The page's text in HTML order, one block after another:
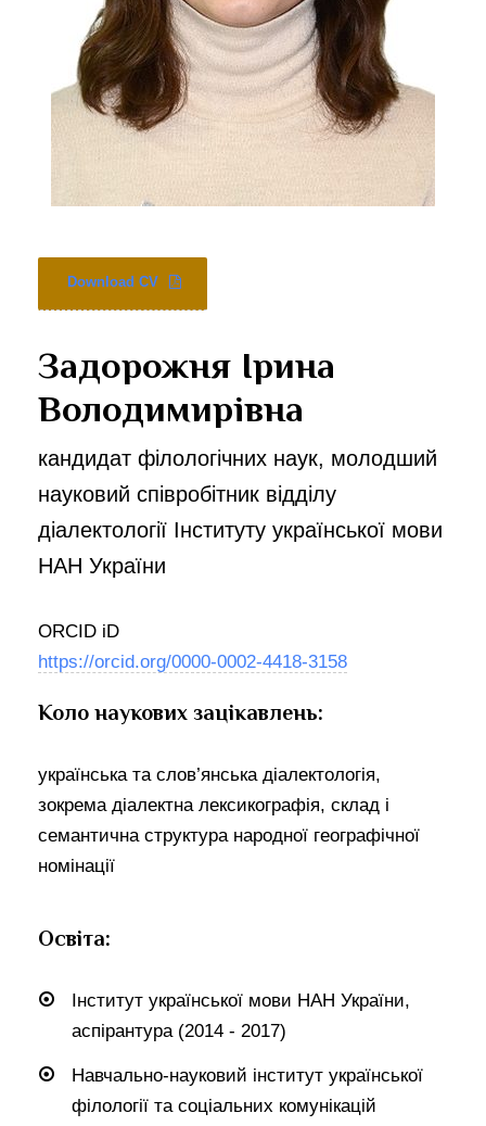
Download CV
Задорожня Ірина
Володимирівна
кандидат філологічних наук, молодший
науковий співробітник відділу
діалектології Інституту української мови
НАН України
ORCID iD
https://orcid.org/0000-0002-4418-3158
Коло наукових зацікавлень:
українська та слов’янська діалектологія,
зокрема діалектна лексикографія, склад і
семантична структура народної географічної
номінації
Освіта:
Інститут української мови НАН України,
аспірантура (2014 - 2017)
Навчально-науковий інститут української
філології та соціальних комунікацій